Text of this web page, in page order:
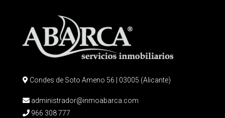
Condes de Soto Ameno 56 | 03005 (Alicante)
administrador@inmoabarca.com
966 308 777